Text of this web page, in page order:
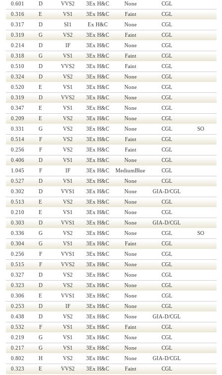
0.601 D VVS2 3Ex H&C None
CGL
0.316
E VS1 3Ex H&C Faint
CGL
0.317
D SI1 Ex H&C None
CGL
0.319
G VS2 3Ex H&C Faint
CGL
0.214
D IF 3Ex H&C None
CGL
0.318
G VS1 3Ex H&C Faint
CGL
0.510
D VVS2 3Ex H&C Faint
CGL
0.324
D VS2 3Ex H&C None
CGL
0.520
E VS1 3Ex H&C None
CGL
0.319
D VVS2 3Ex H&C None
CGL
0.347
E VS1 3Ex H&C None
CGL
0.209
E VS2 3Ex H&C None
CGL
0.331
G VS2 3Ex H&C None CGL
SO
0.514
F VS2 3Ex H&C Faint
CGL
0.256
F VS2 3Ex H&C Faint
CGL
0.406
D VS1 3Ex H&C None
CGL
1.045
F IF 3Ex H&C MediumBlue
CGL
0.527
D VS1 3Ex H&C None
CGL
0.302
D VVS1 3Ex H&C None
GIA-D/CGL
0.513
E VS2 3Ex H&C None
CGL
0.210
E VS1 3Ex H&C None
CGL
0.303
D VVS1 3Ex H&C None
GIA-D/CGL
0.336
G VS2 3Ex H&C None CGL
SO
0.304
G VS1 3Ex H&C Faint
CGL
0.256
F VVS1 3Ex H&C None
CGL
0.515
F VVS2 3Ex H&C None
CGL
0.327
D VS2 3Ex H&C None
CGL
0.323
D VS2 3Ex H&C None
CGL
0.306
E VVS1 3Ex H&C None
CGL
0.253
D IF 3Ex H&C None
CGL
0.438
D VS2 3Ex H&C None
GIA-D/CGL
0.532
F VS1 3Ex H&C Faint
CGL
0.219
G VS1 3Ex H&C None
CGL
0.217
G VS1 3Ex H&C None
CGL
0.802
H VS2 3Ex H&C None
GIA-D/CGL
0.323
E VVS2 3Ex H&C Faint
CGL